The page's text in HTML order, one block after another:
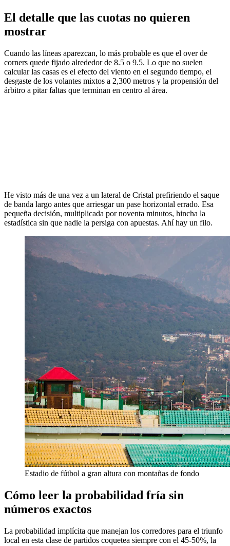
El detalle que las cuotas no quieren
mostrar
Cuando las líneas aparezcan, lo más probable es que el over de
corners quede fijado alrededor de 8.5 o 9.5. Lo que no suelen
calcular las casas es el efecto del viento en el segundo tiempo, el
desgaste de los volantes mixtos a 2,300 metros y la propensión del
árbitro a pitar faltas que terminan en centro al área.
He visto más de una vez a un lateral de Cristal prefiriendo el saque
de banda largo antes que arriesgar un pase horizontal errado. Esa
pequeña decisión, multiplicada por noventa minutos, hincha la
estadística sin que nadie la persiga con apuestas. Ahí hay un filo.
Estadio de fútbol a gran altura con montañas de fondo
Cómo leer la probabilidad fría sin
números exactos
La probabilidad implícita que manejan los corredores para el triunfo
local en esta clase de partidos coquetea siempre con el 45-50%, la